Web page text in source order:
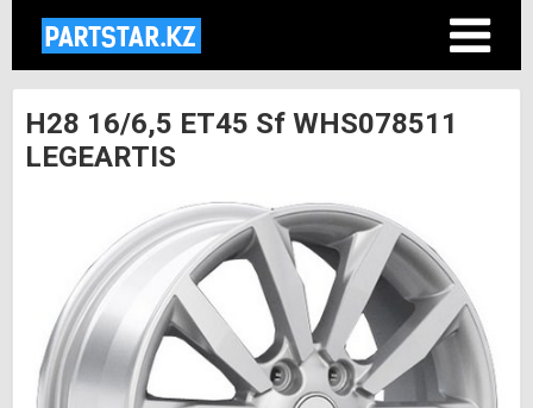
H28 16/6,5 ET45 Sf WHS078511
LEGEARTIS